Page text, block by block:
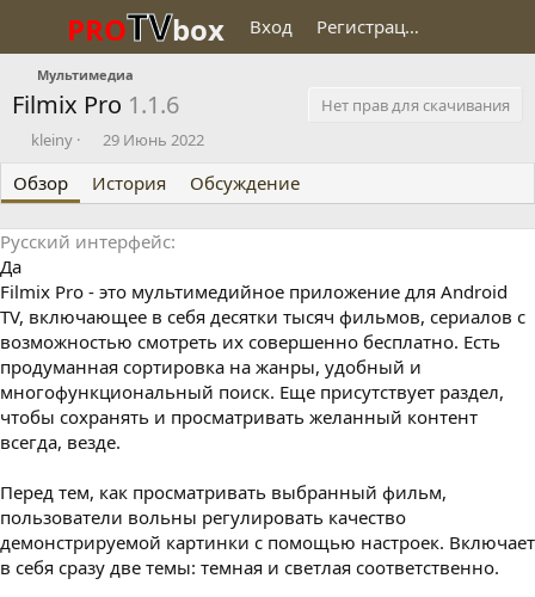
PROTVbox Вход Регистрация
Мультимедиа
Filmix Pro 1.1.6
Нет прав для скачивания
О
у
б
л
и
о
в
л
kleiny
Д
т
а
с
о
д
а
и
я
29 Июнь 2022
Обзор История Обсуждение
Русский интерфейс
Да
Filmix Pro - это мультимедийное приложение для Android
TV, включающее в себя десятки тысяч фильмов, сериалов с
возможностью смотреть их совершенно бесплатно. Есть
продуманная сортировка на жанры, удобный и
многофункциональный поиск. Еще присутствует раздел,
чтобы сохранять и просматривать желанный контент
всегда, везде.
Перед тем, как просматривать выбранный фильм,
пользователи вольны регулировать качество
демонстрируемой картинки с помощью настроек. Включает
в себя сразу две темы: темная и светлая соответственно.